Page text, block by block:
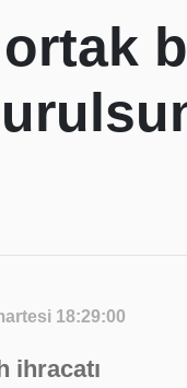
18:29:00
ihracatı